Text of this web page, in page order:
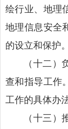
绘行业、地理
地理信息安全
的设立和保护。
（十二
查和指导工作
工作的具体办
（十三